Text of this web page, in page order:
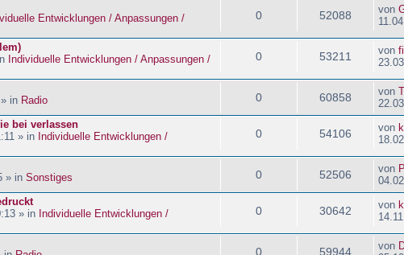
Entwicklungen / Anpassungen /
0 52088 von
Individuelle Entwicklungen / Anpassungen /
0 53211 von
in Radio 0 60858 von
bei verlassen
» in Individuelle Entwicklungen /
0 54106 von
» in Sonstiges 0 52506 von
» in Individuelle Entwicklungen /
0 30642 von
0 59944 von